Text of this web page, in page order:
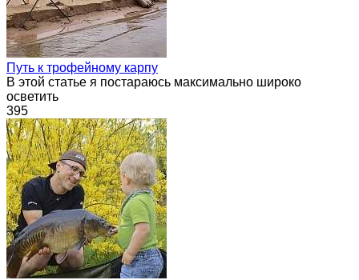
Путь к трофейному карпу
В этой статье я постараюсь максимально широко
осветить
395